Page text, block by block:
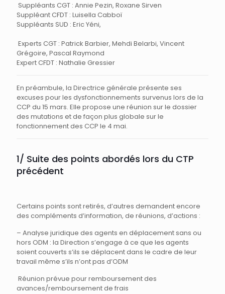
Suppléants CGT : Annie Pezin, Roxane Sirven
Suppléant CFDT : Luisella Cabboï
Suppléants SUD : Eric Yéni,
Experts CGT : Patrick Barbier, Mehdi Belarbi, Vincent
Grégoire, Pascal Raymond
Expert CFDT : Nathalie Gressier
En préambule, la Directrice générale présente ses
excuses pour les dysfonctionnements survenus lors de la
CCP du 15 mars. Elle propose une réunion sur le dossier
des mutations et de façon plus globale sur le
fonctionnement des CCP le 4 mai.
1/ Suite des points abordés lors du CTP
précédent
Certains points sont retirés, d’autres demandent encore
des compléments d’information, de réunions, d’actions :
– Analyse juridique des agents en déplacement sans ou
hors ODM : la Direction s’engage à ce que les agents
soient couverts s’ils se déplacent dans le cadre de leur
travail même s’ils n’ont pas d’ODM
Réunion prévue pour remboursement des
avances/remboursement de frais